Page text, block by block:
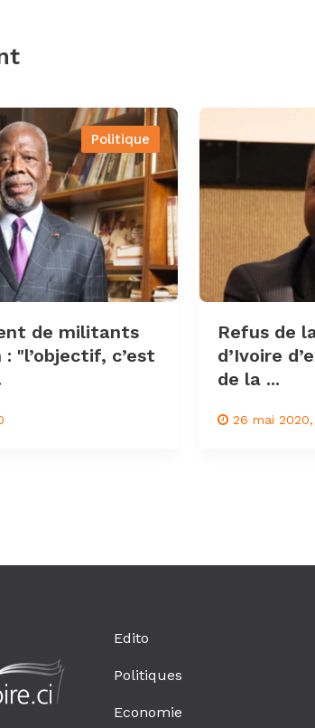
Politique
de militants
"l’objectif, c’est
Refus de
d’Ivoire
de la ...
26 mai 2020,
Edito
Politiques
Economie